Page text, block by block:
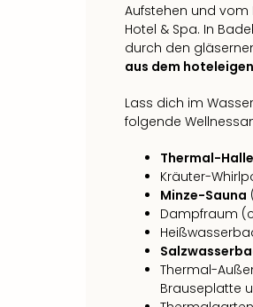
Aufstehen und vom
Hotel & Spa. In
durch den
aus dem
Lass dich im
folgende
Thermal-
Kräuter-
Minze-Sauna
Dampfraum
Thermal-
Brauseplatte